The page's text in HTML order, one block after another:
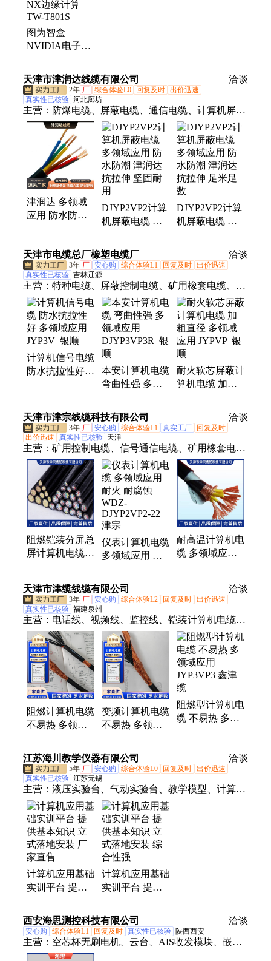
图为智盒
NVIDIA电子计
NX边缘计算
TW-T801S
天津市津润达线缆有限公司 洽谈
2年 厂 综合体验L0 回复及时 出价迅速
真实性已核验 河北廊坊
主营： 防爆电缆、屏蔽电缆、通信电缆、计算机屏蔽
电缆、矿用电力电缆
津润达 多领域
应用 防水防潮
扰
DJYP2VP2计算
机屏蔽电缆 多
防潮 津润达 抗
拉伸 坚固耐用
DJYP2VP2计算
机屏蔽电缆 多
防潮 津润达 抗
拉伸 足米足数
天津市电缆总厂橡塑电缆厂 洽谈
3年 厂 安心购 综合体验L1 回复及时 出价迅速
真实性已核验 吉林辽源
主营： 特种电缆、屏蔽控制电缆、矿用橡套电缆、计
算机屏蔽电缆、计算机电缆ZR-DJ、阻燃计算机电
缆、多芯计算机线缆、绝缘计算机电缆、计算机信号
电缆、DJYPV计算机电缆、阻燃计算机屏蔽电缆、矿
用通信电缆、矿用控制电缆、光缆、KVVP屏蔽控制
电缆、通信光缆、MY矿用橡套软电缆、矿用阻燃控
制电缆、铠装控制电缆、矿用阻燃橡套电缆、矿用通
讯拉力电缆、煤矿井下矿用电缆、矿用屏蔽控制电
计算机信号电缆
防水抗拉性好
本安计算机电缆
弯曲性强 多领
DJYP3VP3R 银
顺
耐火软芯屏蔽计
算机电缆 加粗
用 JYPVP 银顺
天津市津宗线缆科技有限公司 洽谈
3年 厂 安心购 综合体验L1 真实工厂
回复及时
出价迅速
真实性已核验 天津
主营： 矿用控制电缆、信号通信电缆、矿用橡套电
缆、计算机屏蔽控制电缆、计算机电缆、计算机控制
电缆、软心计算机电缆、阻燃屏蔽计算机电缆、
DJYPV计算机电缆、阻燃屏蔽信号电缆、铜带屏蔽控
制电缆、低烟无卤电缆、鋁护套信号电缆、铁路信号
电缆、大对数通信电缆、橡套移动软电缆、阻燃铠装
控制电缆、长途对称通信电缆、铁路信号电缆
PTYA、矿用阻燃通信电缆、MKVVP屏蔽电缆、矿用
阻燃铠装分屏总
屏计算机电缆
化
仪表计算机电缆
多领域应用 耐
WDZ-
DJYP2VP2-22
耐高温计算机电
缆 多领域应用
津宗线缆
天津市津缆线缆有限公司 洽谈
3年 厂 安心购 综合体验L2 回复及时 出价迅速
真实性已核验 福建泉州
主营： 电话线、视频线、监控线、铠装计算机电缆、
双绞线、通讯线、数据线、信号电缆、监控电缆、铠
装光缆、监控光缆、总线电缆、多股铜丝、防爆电
缆、音频电缆、屏蔽电缆、控制电缆、射频电缆、漏
泄电缆、防爆光缆、电源电缆、同轴电缆、电话电
缆、算机电缆、阻燃光缆、铜芯铜网
阻燃计算机电缆
不易热 多领域
鑫津缆
变频计算机电缆
不易热 多领域
鑫津缆
阻燃型计算机电
缆 不易热 多领
江苏海川教学仪器有限公司 洽谈
5年 厂 安心购 综合体验L0 回复及时 出价迅速
真实性已核验 江苏无锡
主营： 液压实验台、气动实验台、教学模型、计算
机、钳工教学实训设备、电工电子实训台、Plc可编程
控制器实验台、智能楼宇实训设备、机械原理教学设
备、电梯教学设备
计算机应用基础
实训平台 提供
落地安装 厂家
直售
计算机应用基础
实训平台 提供
落地安装 综合
性强
西安海思测控科技有限公司 洽谈
安心购 综合体验L1 回复及时 真实性已核验 陕西西安
主营： 空芯杯无刷电机、云台、AIS收发模块、嵌入
式计算机P2020、GNSS天线、MEMS陀螺仪、组合导